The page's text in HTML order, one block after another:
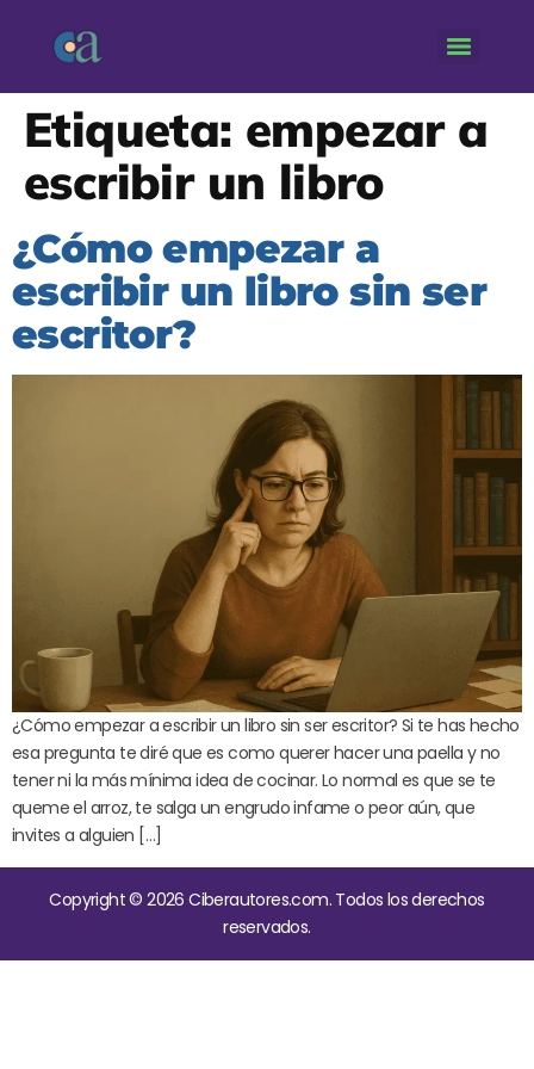
Etiqueta: empezar a
escribir un libro
¿Cómo empezar a
escribir un libro sin ser
escritor?
¿Cómo empezar a escribir un libro sin ser escritor? Si te has hecho
esa pregunta te diré que es como querer hacer una paella y no
tener ni la más mínima idea de cocinar. Lo normal es que se te
queme el arroz, te salga un engrudo infame o peor aún, que
invites a alguien […]
Copyright © 2026 Ciberautores.com. Todos los derechos
reservados.